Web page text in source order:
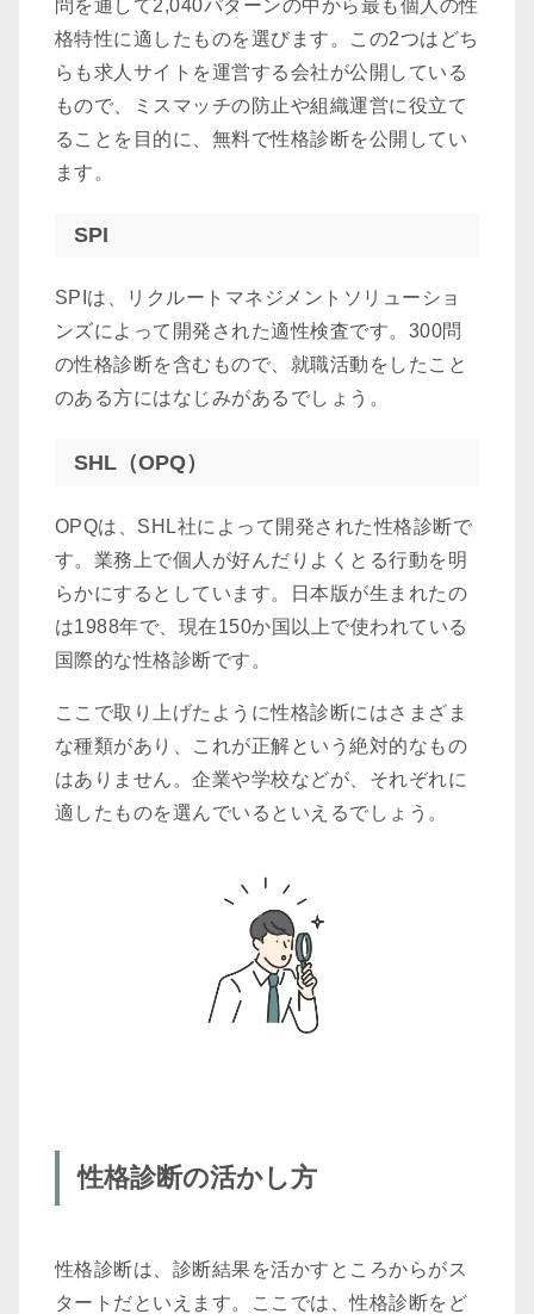
問を通して2,040パターンの中から最も個人の性
格特性に適したものを選びます。この2つはどち
らも求人サイトを運営する会社が公開している
もので、ミスマッチの防止や組織運営に役立て
ることを目的に、無料で性格診断を公開してい
ます。
SPI
SPIは、リクルートマネジメントソリューショ
ンズによって開発された適性検査です。300問
の性格診断を含むもので、就職活動をしたこと
のある方にはなじみがあるでしょう。
SHL（OPQ）
OPQは、SHL社によって開発された性格診断で
す。業務上で個人が好んだりよくとる行動を明
らかにするとしています。日本版が生まれたの
は1988年で、現在150か国以上で使われている
国際的な性格診断です。
ここで取り上げたように性格診断にはさまざま
な種類があり、これが正解という絶対的なもの
はありません。企業や学校などが、それぞれに
適したものを選んでいるといえるでしょう。
性格診断の活かし方
性格診断は、診断結果を活かすところからがス
タートだといえます。ここでは、性格診断をど